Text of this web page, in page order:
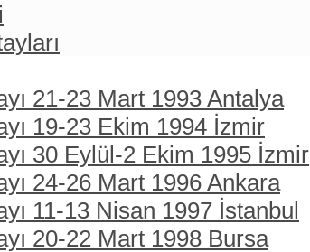
21-23 Mart 1993 Antalya
19-23 Ekim 1994 İzmir
30 Eylül-2 Ekim 1995 İzmir
24-26 Mart 1996 Ankara
11-13 Nisan 1997 İstanbul
20-22 Mart 1998 Bursa